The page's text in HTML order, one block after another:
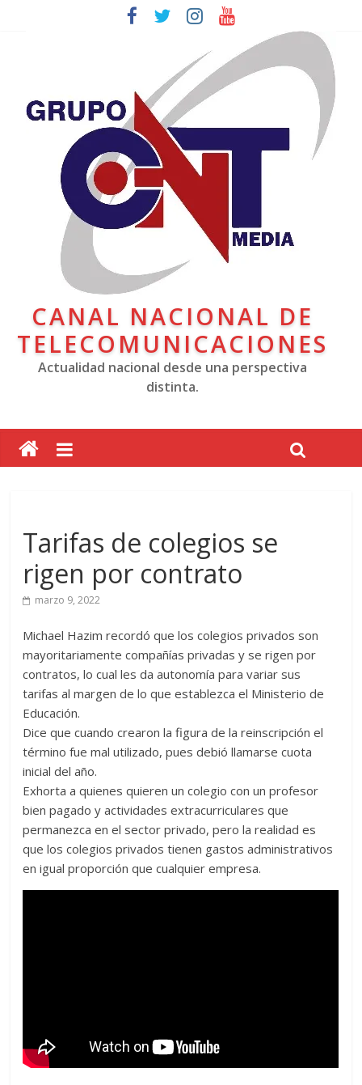
CANAL NACIONAL DE
TELECOMUNICACIONES
Actualidad nacional desde una perspectiva
distinta.
Tarifas de colegios se
rigen por contrato
marzo 9, 2022
Michael Hazim recordó que los colegios privados son
mayoritariamente compañías privadas y se rigen por
contratos, lo cual les da autonomía para variar sus
tarifas al margen de lo que establezca el Ministerio de
Educación.
Dice que cuando crearon la figura de la reinscripción el
término fue mal utilizado, pues debió llamarse cuota
inicial del año.
Exhorta a quienes quieren un colegio con un profesor
bien pagado y actividades extracurriculares que
permanezca en el sector privado, pero la realidad es
que los colegios privados tienen gastos administrativos
en igual proporción que cualquier empresa.